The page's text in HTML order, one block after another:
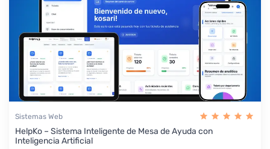
Sistemas Web
HelpKo – Sistema Inteligente de Mesa de Ayuda con
Inteligencia Artificial